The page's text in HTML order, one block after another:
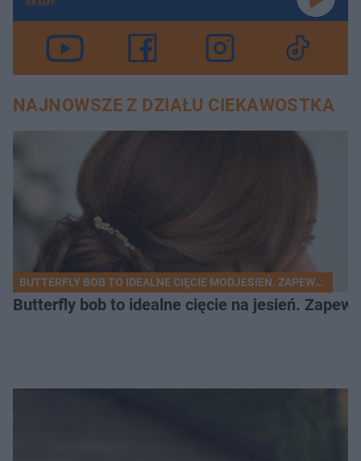
GRAMY
NAJNOWSZE Z DZIAŁU CIEKAWOSTKA
BUTTERFLY BOB TO IDEALNE CIĘCIE MODJESIEŃ. ZAPEWNIA
Butterfly bob to idealne cięcie na jesień.